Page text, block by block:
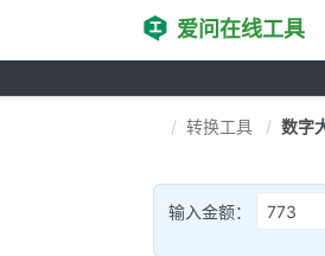
爱问在线工具
转换工具 数字
输入金额：